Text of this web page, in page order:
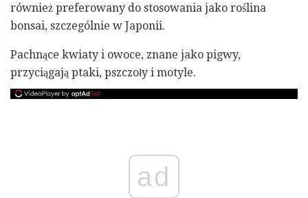
również preferowany do stosowania jako roślina
bonsai, szczególnie w Japonii.
Pachnące kwiaty i owoce, znane jako pigwy,
przyciągają ptaki, pszczoły i motyle.
ad